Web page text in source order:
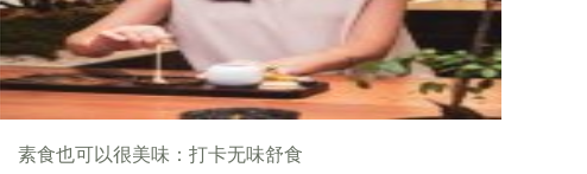
素食也可以很美味：打卡无味舒食